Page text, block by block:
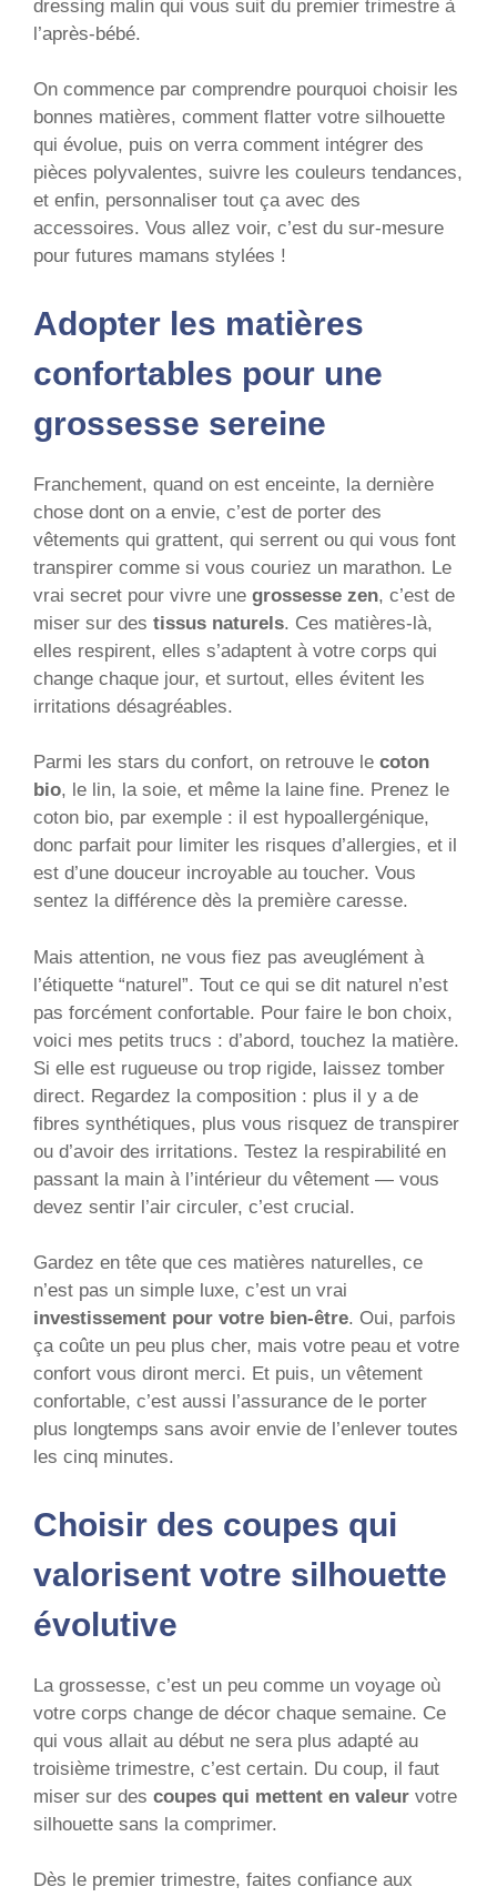
dressing malin qui vous suit du premier trimestre à
l’après-bébé.
On commence par comprendre pourquoi choisir les
bonnes matières, comment flatter votre silhouette
qui évolue, puis on verra comment intégrer des
pièces polyvalentes, suivre les couleurs tendances,
et enfin, personnaliser tout ça avec des
accessoires. Vous allez voir, c’est du sur-mesure
pour futures mamans stylées !
Adopter les matières
confortables pour une
grossesse sereine
Franchement, quand on est enceinte, la dernière
chose dont on a envie, c’est de porter des
vêtements qui grattent, qui serrent ou qui vous font
transpirer comme si vous couriez un marathon. Le
vrai secret pour vivre une grossesse zen, c’est de
miser sur des tissus naturels. Ces matières-là,
elles respirent, elles s’adaptent à votre corps qui
change chaque jour, et surtout, elles évitent les
irritations désagréables.
Parmi les stars du confort, on retrouve le coton
bio, le lin, la soie, et même la laine fine. Prenez le
coton bio, par exemple : il est hypoallergénique,
donc parfait pour limiter les risques d’allergies, et il
est d’une douceur incroyable au toucher. Vous
sentez la différence dès la première caresse.
Mais attention, ne vous fiez pas aveuglément à
l’étiquette “naturel”. Tout ce qui se dit naturel n’est
pas forcément confortable. Pour faire le bon choix,
voici mes petits trucs : d’abord, touchez la matière.
Si elle est rugueuse ou trop rigide, laissez tomber
direct. Regardez la composition : plus il y a de
fibres synthétiques, plus vous risquez de transpirer
ou d’avoir des irritations. Testez la respirabilité en
passant la main à l’intérieur du vêtement — vous
devez sentir l’air circuler, c’est crucial.
Gardez en tête que ces matières naturelles, ce
n’est pas un simple luxe, c’est un vrai
investissement pour votre bien-être. Oui, parfois
ça coûte un peu plus cher, mais votre peau et votre
confort vous diront merci. Et puis, un vêtement
confortable, c’est aussi l’assurance de le porter
plus longtemps sans avoir envie de l’enlever toutes
les cinq minutes.
Choisir des coupes qui
valorisent votre silhouette
évolutive
La grossesse, c’est un peu comme un voyage où
votre corps change de décor chaque semaine. Ce
qui vous allait au début ne sera plus adapté au
troisième trimestre, c’est certain. Du coup, il faut
miser sur des coupes qui mettent en valeur votre
silhouette sans la comprimer.
Dès le premier trimestre, faites confiance aux